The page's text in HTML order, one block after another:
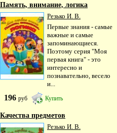
Память, внимание, логика
Резько И. В.
Первые знания - самые
важные и самые
запоминающиеся.
Поэтому серия "Моя
первая книга" - это
интересно и
познавательно, весело
и...
196 руб Купить
Качества предметов
Резько И. В.